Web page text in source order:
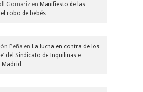
Gomariz en Manifiesto de las
robo de bebés
Peña en La lucha en contra de los
del Sindicato de Inquilinas e
Madrid